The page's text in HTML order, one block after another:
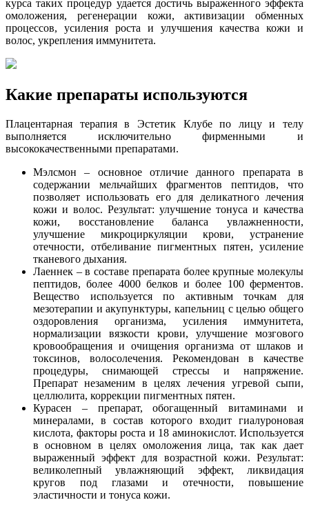
курса таких процедур удается достичь выраженного эффекта
омоложения, регенерации кожи, активизации обменных
процессов, усиления роста и улучшения качества кожи и
волос, укрепления иммунитета.
Какие препараты используются
Плацентарная терапия в Эстетик Клубе по лицу и телу
выполняется исключительно фирменными и
высококачественными препаратами.
Мэлсмон – основное отличие данного препарата в
содержании мельчайших фрагментов пептидов, что
позволяет использовать его для деликатного лечения
кожи и волос. Результат: улучшение тонуса и качества
кожи, восстановление баланса увлажненности,
улучшение микроциркуляции крови, устранение
отечности, отбеливание пигментных пятен, усиление
тканевого дыхания.
Лаеннек – в составе препарата более крупные молекулы
пептидов, более 4000 белков и более 100 ферментов.
Вещество используется по активным точкам для
мезотерапии и акупунктуры, капельниц с целью общего
оздоровления организма, усиления иммунитета,
нормализации вязкости крови, улучшение мозгового
кровообращения и очищения организма от шлаков и
токсинов, волосолечения. Рекомендован в качестве
процедуры, снимающей стрессы и напряжение.
Препарат незаменим в целях лечения угревой сыпи,
целлюлита, коррекции пигментных пятен.
Курасен – препарат, обогащенный витаминами и
минералами, в состав которого входит гиалуроновая
кислота, факторы роста и 18 аминокислот. Используется
в основном в целях омоложения лица, так как дает
выраженный эффект для возрастной кожи. Результат:
великолепный увлажняющий эффект, ликвидация
кругов под глазами и отечности, повышение
эластичности и тонуса кожи.